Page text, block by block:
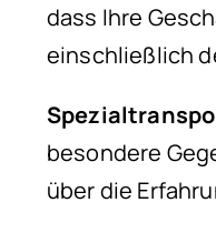
dass Ihre
einschließlich
besondere
über die